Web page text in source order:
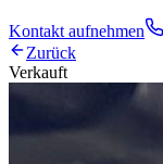
Kontakt aufnehmen
Zurück
Verkauft